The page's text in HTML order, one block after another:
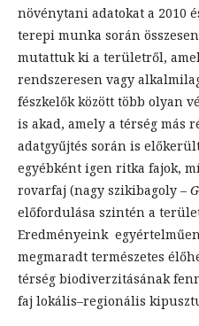
növénytani adatokat a 2010
terepi munka során
mutattuk ki a területről,
rendszeresen vagy
fészkelők között több olyan
is akad, amely a térség más
adatgyűjtés során is
egyébként igen ritka fajok,
rovarfaj (nagy szikibagoly –
előfordulása szintén a
Eredményeink
megmaradt természetes
térség biodiverzitásának
faj lokális–regionális